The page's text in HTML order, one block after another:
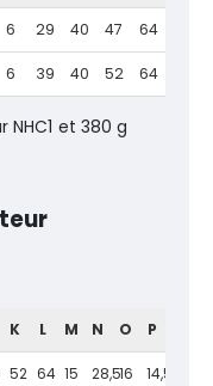
6 29 40 47 64
6 39 40 52 64
NHC1 et 380 g
K L M N O P
52 64 15 28,516 14,5